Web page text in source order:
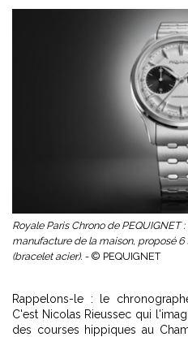
Royale Paris Chrono de PEQUIGNET
manufacture de la maison, proposé
(bracelet acier). - © PEQUIGNET
Rappelons-le : le
C'est Nicolas Rieussec qui
des courses hippiques au